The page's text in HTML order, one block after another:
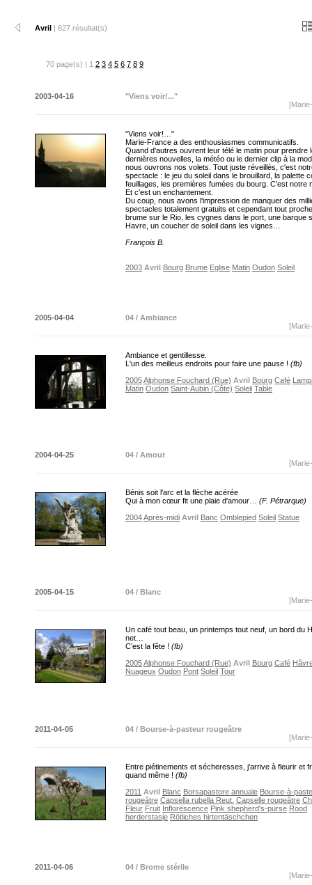
Avril | 627 résultat(s)
70 page(s) | 1 2 3 4 5 6 7 8 9
2003-04-16
"Viens voir!..."
"Viens voir!…"
Marie-France a des enthousiasmes communicatifs.
Quand d'autres ouvrent leur télé le matin pour prendre
dernières nouvelles, la météo ou le dernier clip à la
nous ouvrons nos volets. Tout juste réveillés, c'est
spectacle : le jeu du soleil dans le brouillard, la palette
feuillages, les premières fumées du bourg. C'est notre
Et c'est un enchantement.
Du coup, nous avons l'impression de manquer des
spectacles totalement gratuits et cependant tout
brume sur le Rio, les cygnes dans le port, une barque
Havre, un coucher de soleil dans les vignes…
François B.
2003 Avril Bourg Brume Eglise Matin Oudon Soleil
2005-04-04
04 / Ambiance
Ambiance et gentillesse.
L'un des meilleus endroits pour faire une pause ! (fb)
2005Alphonse Fouchard (Rue) Avril Bourg Café
Matin Oudon Saint-Aubin (Côte) Soleil Table
2004-04-25
04 / Amour
Bénis soit l'arc et la flèche acérée
Qui à mon cœur fit une plaie d'amour… (F. Pétrarque)
2004Après-midi Avril Banc Omblepied Soleil Statue
2005-04-15
04 / Blanc
Un café tout beau, un printemps tout neuf, un bord du
net…
C’est la fête ! (fb)
2005Alphonse Fouchard (Rue) Avril Bourg Café
Nuageux Oudon Pont Soleil Tour
2011-04-05
04 / Bourse-à-pasteur rougeâtre
Entre piétinements et sécheresses, j’arrive à fleurir et
quand même ! (fb)
2011 Avril Blanc Borsapastore annuale Bourse-à-
rougeâtre Capsella rubella Reut. Capselle rougeâtre
Fleur Fruit Inflorescence Pink shepherd's-purse Rood
herderstasje Rötliches hirtentäschchen
2011-04-06
04 / Brome stérile